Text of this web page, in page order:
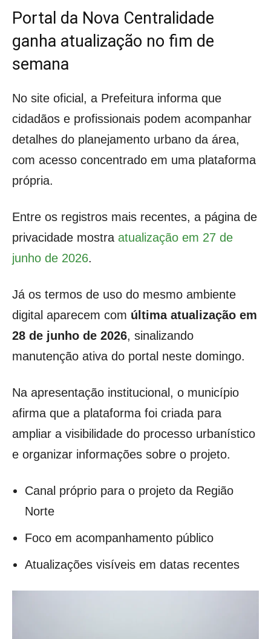
Portal da Nova Centralidade
ganha atualização no fim de
semana
No site oficial, a Prefeitura informa que
cidadãos e profissionais podem acompanhar
detalhes do planejamento urbano da área,
com acesso concentrado em uma plataforma
própria.
Entre os registros mais recentes, a página de
privacidade mostra atualização em 27 de
junho de 2026.
Já os termos de uso do mesmo ambiente
digital aparecem com última atualização em
28 de junho de 2026, sinalizando
manutenção ativa do portal neste domingo.
Na apresentação institucional, o município
afirma que a plataforma foi criada para
ampliar a visibilidade do processo urbanístico
e organizar informações sobre o projeto.
Canal próprio para o projeto da Região
Norte
Foco em acompanhamento público
Atualizações visíveis em datas recentes